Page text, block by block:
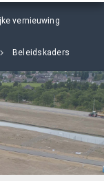
vernieuwing
Beleidskaders